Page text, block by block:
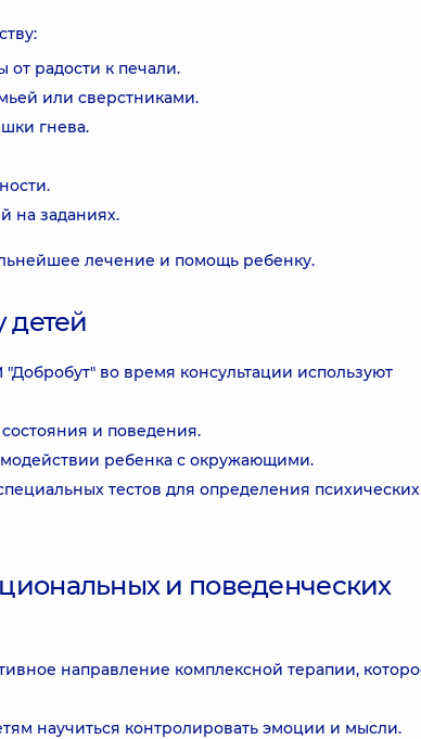
от радости к печали.
или сверстниками.
гнева.
на заданиях.
лечение и помощь ребенку.
детей
во время консультации используют
и поведения.
ребенка с окружающими.
тестов для определения психических
и поведенческих
направление комплексной терапии,
научиться контролировать эмоции и мысли.